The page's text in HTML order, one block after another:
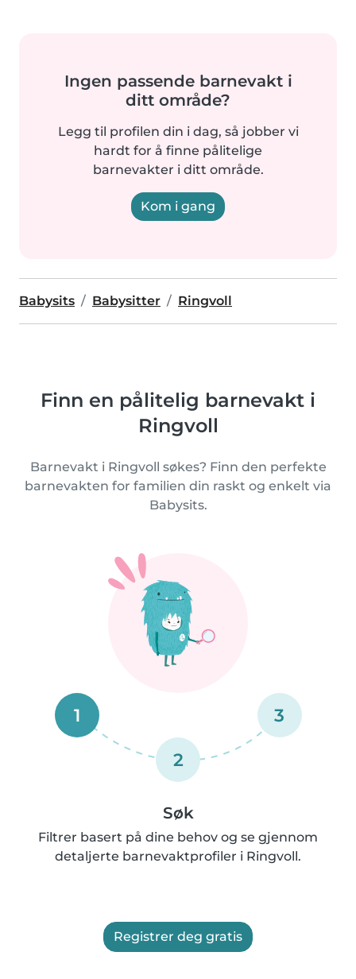
Ingen passende barnevakt i
ditt område?
Legg til profilen din i dag, så jobber vi
hardt for å finne pålitelige
barnevakter i ditt område.
Kom i gang
Babysits Babysitter Ringvoll
Finn en pålitelig barnevakt i
Ringvoll
Barnevakt i Ringvoll søkes? Finn den perfekte
barnevakten for familien din raskt og enkelt via
Babysits.
1
2
3
Søk
Filtrer basert på dine behov og se gjennom
detaljerte barnevaktprofiler i Ringvoll.
Registrer deg gratis